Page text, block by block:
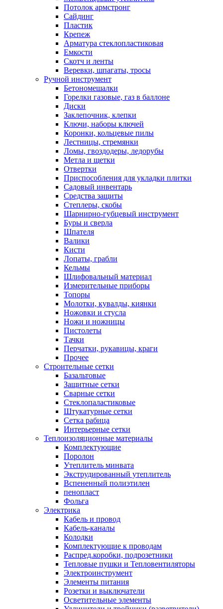
Потолок армстронг
Сайдинг
Пластик
Крепеж
Арматура стеклопластиковая
Емкости
Скотч и ленты
Веревки, шпагаты, тросы
Ручной инструмент
Бетономешалки
Горелки газовые, газ в баллоне
Диски
Заклепочник, клепки
Ключи, наборы ключей
Коронки, кольцевые пилы
Лестницы, стремянки
Ломы, гвоздодеры, ледорубы
Метла и щетки
Отвертки
Приспособления для укладки плитки
Садовый инвентарь
Средства защиты
Степлеры, скобы
Шарнирно-губцевый инструмент
Буры и сверла
Шпателя
Валики
Кисти
Лопаты, грабли
Кельмы
Шлифовальный материал
Измерительные приборы
Топоры
Молотки, кувалды, киянки
Ножовки и стусла
Ножи и ножницы
Пистолеты
Тачки
Перчатки, рукавицы, краги
Прочее
Строительные сетки
Базальтовые
Защитные сетки
Сварные сетки
Стеклопаластиковые
Штукатурные сетки
Сетка рабица
Интерьерные сетки
Теплоизоляционные материалы
Комплектующие
Поролон
Утеплитель минвата
Экструдированный утеплитель
Вспененный полиэтилен
пенопласт
Фольга
Электрика
Кабель и провод
Кабель-каналы
Колодки
Комплектующие к проводам
Распред.коробки, подрозетники
Тепловые пушки и Тепловентиляторы
Электроинструмент
Элементы питания
Розетки и выключатели
Осветительные элементы